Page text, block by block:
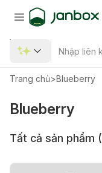
Trang chủ>Blueberry
Blueberry
Tất cả sản phẩm (